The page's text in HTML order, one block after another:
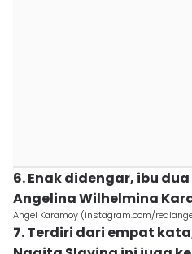
6. Enak didengar, ibu
Angelina Wilhelmina
Angel Karamoy (instagram.com/
7. Terdiri dari empat